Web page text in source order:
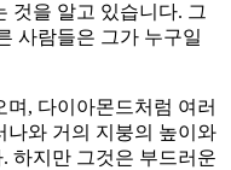
것을 알고 있습니다. 그
사람들은 그가 누구일
, 다이아몬드처럼 여러
나와 거의 지붕의 높이와
하지만 그것은 부드러운